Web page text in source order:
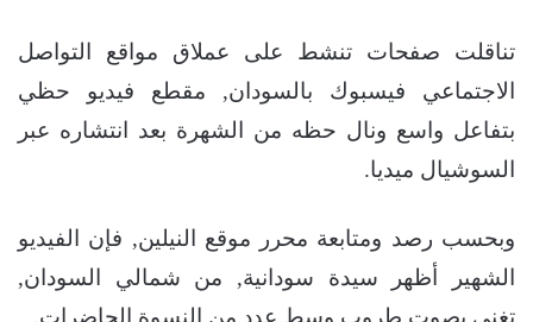
تناقلت صفحات تنشط على عملاق مواقع التواصل
الاجتماعي فيسبوك بالسودان, مقطع فيديو حظي
بتفاعل واسع ونال حظه من الشهرة بعد انتشاره عبر
السوشيال ميديا.
وبحسب رصد ومتابعة محرر موقع النيلين, فإن الفيديو
الشهير أظهر سيدة سودانية, من شمالي السودان,
تغني بصوت طروب وسط عدد من النسوة الحاضرات.